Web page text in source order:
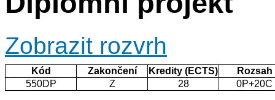
Zobrazit rozvrh
Kód Zakončení Kredity (ECTS)
Rozsah
550DP
Z 28 0P+20C